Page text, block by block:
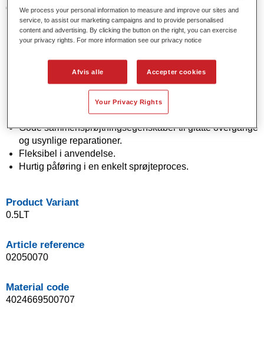
dagligdagsreparationer eller de mest udfordrende
reparationer.
Solide og effektfarver ved hjælp af avanceret
pigmentteknologi.
Enestående farvenøjagtighed.
Fremragende farvede kontrol.
Fremragende flydeegenskaber.
Gode sammensprøjtningsegenskaber til glatte overgange
og usynlige reparationer.
Fleksibel i anvendelse.
Hurtig påføring i en enkelt sprøjteproces.
Product Variant
0.5LT
Article reference
02050070
Material code
4024669500707
We process your personal information to measure and improve our sites and
service, to assist our marketing campaigns and to provide personalised
content and advertising. By clicking the button on the right, you can exercise
your privacy rights. For more information see our privacy notice
Afvis alle Accepter cookies
Your Privacy Rights